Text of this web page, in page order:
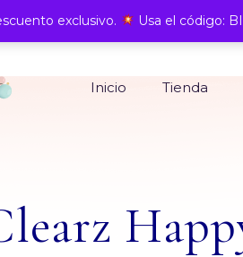
Inicio Tienda
exclusivo. Usa el código: